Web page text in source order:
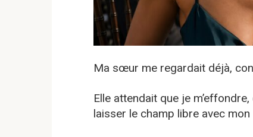
Ma sœur me regardait déjà,
Elle attendait que je
laisser le champ libre avec mon